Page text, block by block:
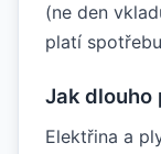
(ne den
platí
Jak dlouho
Elektřina a